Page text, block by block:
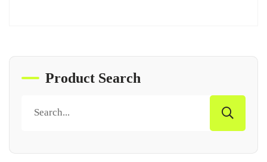
Product Search